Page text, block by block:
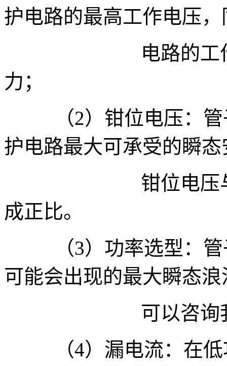
护电路的最高工作电压
电路的工作电压
力；
（2）钳位电压：
护电路最大可承受的瞬
钳位电压与击穿
成正比。
（3） 功率选型：
可能会出现的最大瞬态
可以咨询我
（4）漏电流：在